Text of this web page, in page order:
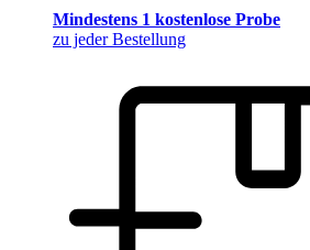
Mindestens 1 kostenlose Probe
zu jeder Bestellung